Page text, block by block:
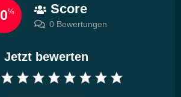
0% Score
0 Bewertungen
Jetzt bewerten